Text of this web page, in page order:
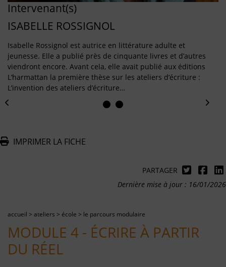
Intervenant(s)
ISABELLE ROSSIGNOL
Isabelle Rossignol est autrice en littérature adulte et
jeunesse. Elle a publié près de cinquante livres et d’autres
viendront encore. Avant cela, elle avait publié aux éditions
L’harmattan la première thèse sur les ateliers d’écriture :
L’invention des ateliers d’écriture…
IMPRIMER LA FICHE
PARTAGER
Dernière mise à jour : 16/01/2026
accueil > ateliers > école > le parcours modulaire
MODULE 4 - ÉCRIRE À PARTIR
DU RÉEL